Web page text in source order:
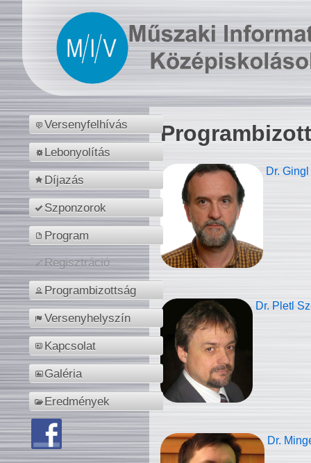
Versenyfelhívás
Lebonyolítás
Díjazás
Szponzorok
Program
Regisztráció
Programbizottság
Versenyhelyszín
Kapcsolat
Galéria
Eredmények
Dr.
Dr. Pletl
Dr.